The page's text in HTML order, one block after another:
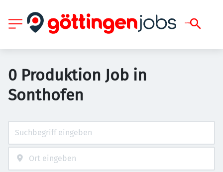
0 Produktion Job in
Sonthofen